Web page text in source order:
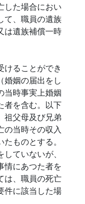
した場合におい
て、職員の遺族
は遺族補償一時
けることができ
婚姻の届出をし
当時事実上婚姻
者を含む。以下
祖父母及び兄弟
の当時その収入
ものとする。
ていないが、
情にあつた者を
は、職員の死亡
件に該当した場